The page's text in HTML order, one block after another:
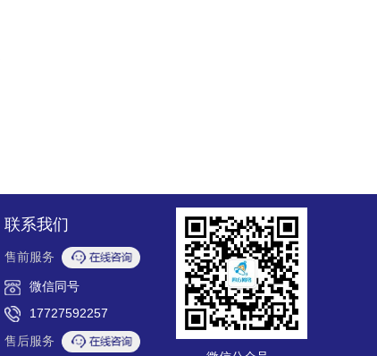
联系我们
售前服务
微信同号
17727592257
售后服务